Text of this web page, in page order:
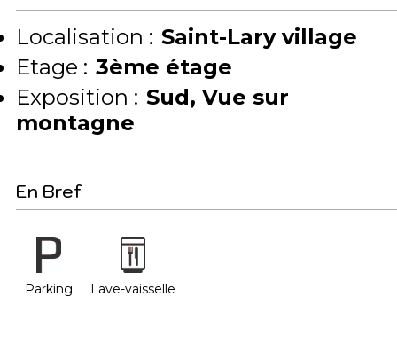
Localisation : Saint-Lary village
Etage : 3ème étage
Exposition : Sud Vue sur
montagne
En Bref
Parking Lave-vaisselle